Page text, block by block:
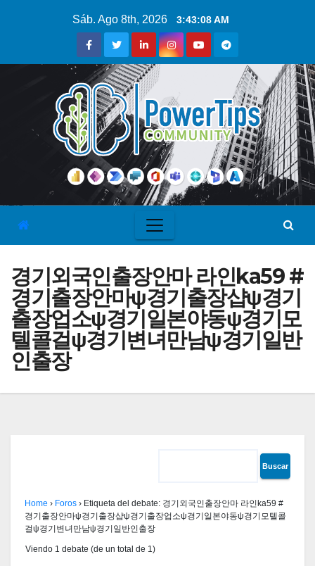
Sáb. Ago 8th, 2026 3:43:09 AM
경기외국인출장안마 라인ka59 #
경기출장안마ψ경기출장샵ψ경기
출장업소ψ경기일본야동ψ경기모
텔콜걸ψ경기변녀만남ψ경기일반
인출장
Home › Foros › Etiqueta del debate: 경기외국인출장안마 라인ka59 #
경기출장안마ψ경기출장샵ψ경기출장업소ψ경기일본야동ψ경기모텔콜
걸ψ경기변녀만남ψ경기일반인출장
Viendo 1 debate (de un total de 1)